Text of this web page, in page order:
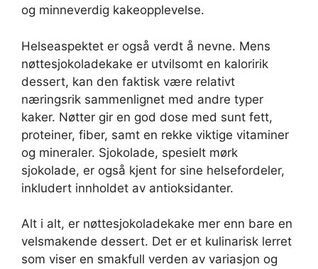
og minneverdig kakeopplevelse.
Helseaspektet er også verdt å nevne. Mens
nøttesjokoladekake er utvilsomt en kaloririk
dessert, kan den faktisk være relativt
næringsrik sammenlignet med andre typer
kaker. Nøtter gir en god dose med sunt fett,
proteiner, fiber, samt en rekke viktige vitaminer
og mineraler. Sjokolade, spesielt mørk
sjokolade, er også kjent for sine helsefordeler,
inkludert innholdet av antioksidanter.
Alt i alt, er nøttesjokoladekake mer enn bare en
velsmakende dessert. Det er et kulinarisk lerret
som viser en smakfull verden av variasjon og